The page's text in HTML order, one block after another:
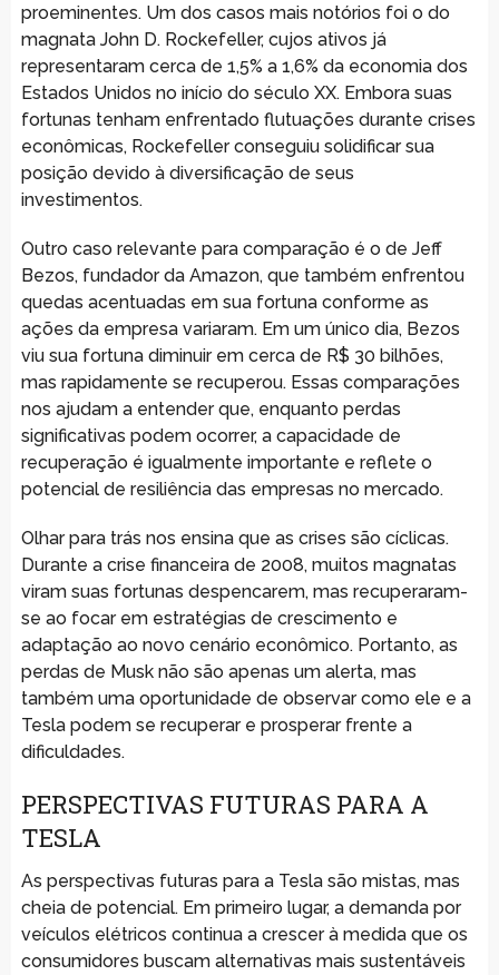
proeminentes. Um dos casos mais notórios foi o do
magnata John D. Rockefeller, cujos ativos já
representaram cerca de 1,5% a 1,6% da economia dos
Estados Unidos no início do século XX. Embora suas
fortunas tenham enfrentado flutuações durante crises
econômicas, Rockefeller conseguiu solidificar sua
posição devido à diversificação de seus
investimentos.
Outro caso relevante para comparação é o de Jeff
Bezos, fundador da Amazon, que também enfrentou
quedas acentuadas em sua fortuna conforme as
ações da empresa variaram. Em um único dia, Bezos
viu sua fortuna diminuir em cerca de R$ 30 bilhões,
mas rapidamente se recuperou. Essas comparações
nos ajudam a entender que, enquanto perdas
significativas podem ocorrer, a capacidade de
recuperação é igualmente importante e reflete o
potencial de resiliência das empresas no mercado.
Olhar para trás nos ensina que as crises são cíclicas.
Durante a crise financeira de 2008, muitos magnatas
viram suas fortunas despencarem, mas recuperaram-
se ao focar em estratégias de crescimento e
adaptação ao novo cenário econômico. Portanto, as
perdas de Musk não são apenas um alerta, mas
também uma oportunidade de observar como ele e a
Tesla podem se recuperar e prosperar frente a
dificuldades.
PERSPECTIVAS FUTURAS PARA A
TESLA
As perspectivas futuras para a Tesla são mistas, mas
cheia de potencial. Em primeiro lugar, a demanda por
veículos elétricos continua a crescer à medida que os
consumidores buscam alternativas mais sustentáveis